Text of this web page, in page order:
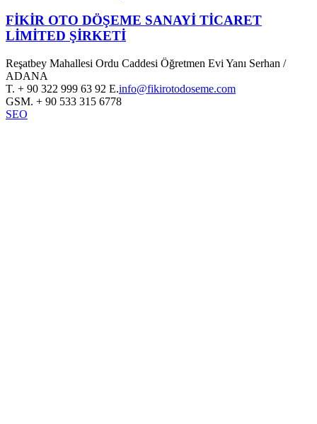
FİKİR OTO DÖŞEME SANAYİ TİCARET
LİMİTED ŞİRKETİ
Reşatbey Mahallesi Ordu Caddesi Öğretmen Evi Yanı Serhan /
ADANA
T. + 90 322 999 63 92 E.info@fikirotodoseme.com
GSM. + 90 533 315 6778
SEO